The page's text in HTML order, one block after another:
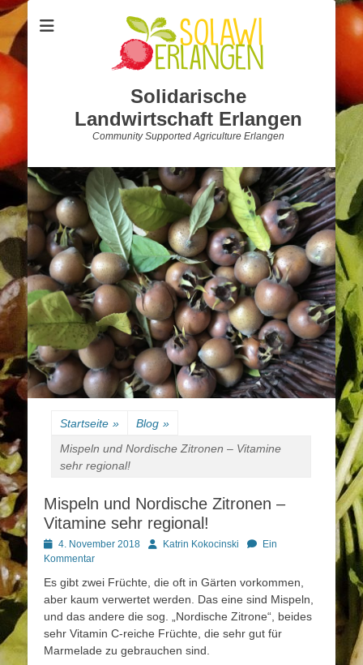
Solidarische
Landwirtschaft Erlangen
Community Supported Agriculture Erlangen
Startseite » Blog »
Mispeln und Nordische Zitronen – Vitamine
sehr regional!
Mispeln und Nordische Zitronen –
Vitamine sehr regional!
Posted
on
4. November 2018 AutorKatrin Kokocinski
Ein
Kommentar
Es gibt zwei Früchte, die oft in Gärten vorkommen,
aber kaum verwertet werden. Das eine sind Mispeln,
und das andere die sog. „Nordische Zitrone“, beides
sehr Vitamin C-reiche Früchte, die sehr gut für
Marmelade zu gebrauchen sind.